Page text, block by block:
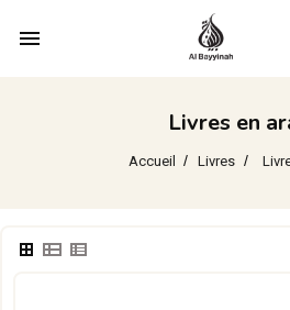
menu
Livres en
Accueil Livres